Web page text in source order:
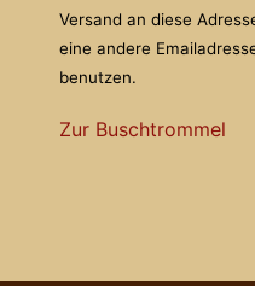
Versand an diese
eine andere
benutzen.
Zur Buschtrommel